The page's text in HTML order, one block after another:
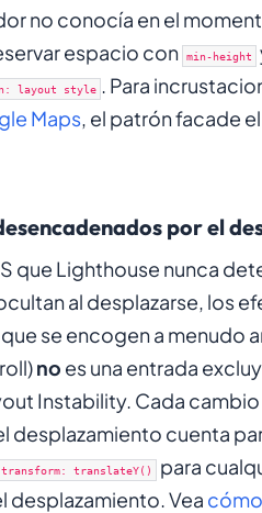
no conocía en el
espacio con min-height
layout style . Para
Maps, el patrón facade
por el
que Lighthouse nunca
al desplazarse, los
se encogen a menudo
no es una entrada
Instability. Cada
desplazamiento cuenta
transform: translateY() para
desplazamiento. Vea